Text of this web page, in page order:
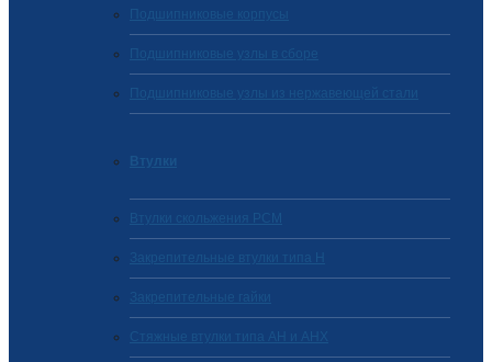
Подшипниковые корпусы
Подшипниковые узлы в сборе
Подшипниковые узлы из нержавеющей стали
Втулки
Втулки скольжения PCM
Закрепительные втулки типа H
Закрепительные гайки
Стяжные втулки типа AH и AHX